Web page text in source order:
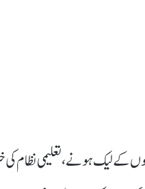
کے لیک ہونے، تعلیمی